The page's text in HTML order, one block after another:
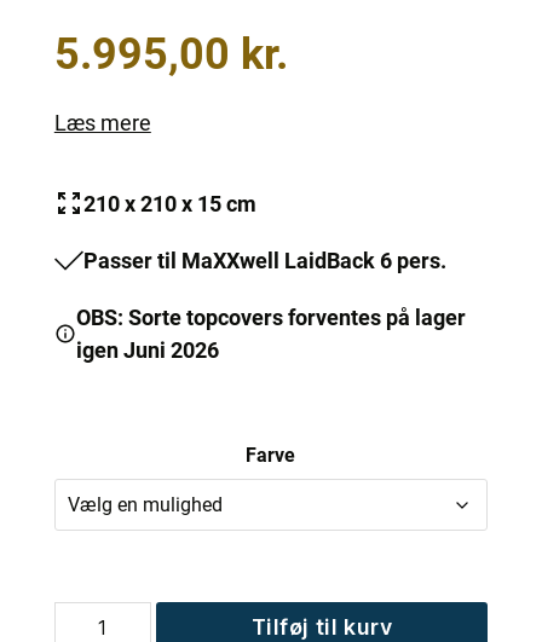
5.995,00 kr.
Læs mere
210 x 210 x 15 cm
Passer til MaXXwell LaidBack 6 pers.
OBS: Sorte topcovers forventes på lager
igen Juni 2026
Farve
Topcover
Tilføj til kurv